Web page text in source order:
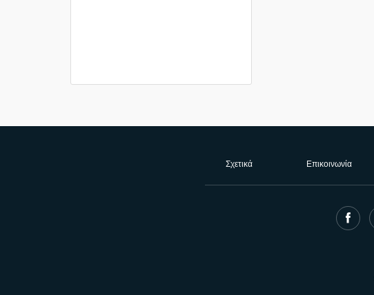
Σχετικά Επικοινωνία